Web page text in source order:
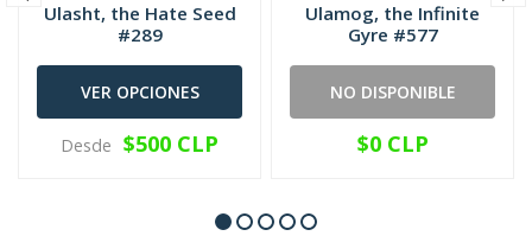
Ulasht, the Hate Seed
#289
VER OPCIONES
Desde $500 CLP
Ulamog, the Infinite
Gyre #577
NO DISPONIBLE
$0 CLP